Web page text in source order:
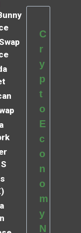
C
r
y
p
t
o
E
c
o
n
o
m
y
N